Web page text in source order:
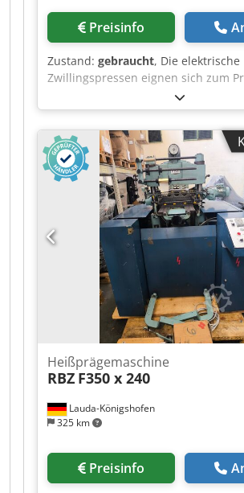
Preisinfo
Zustand: gebraucht, Die elektrische
Zwillingspressen eignen sich zum
Büchern, Broschüren, Plakaten,
electric twin presses are suitable
books, brochures, posters, pictures,
Elektrische Zwillingspresse / Eletric
Wolk SP Serial-No. 909 Pressdruck /
max. 2500kgs Pressfläche ja
Area each Plate 340 x 430mm
Iqloaock Pressdruck regelbar /
pressing pressure Online-Video-
WhatsApp - MS Zoom - Telegram On
Emskirchen/Nürnberg - Available
Can be test
Lauda-Königshofen
325 km
Heißprägemaschine
RBZ F350 x 240
Preisinfo